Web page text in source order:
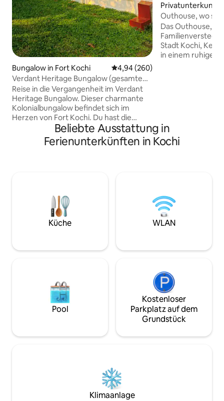
Bungalow in Fort Kochi Durchschnittliche Bewertung:
4,94 (260)
Verdant Heritage Bungalow (gesamte
obere Etage)
Reise in die Vergangenheit im Verdant
Heritage Bungalow. Dieser charmante
Kolonialbungalow befindet sich im
Herzen von Fort Kochi. Du hast die
gesamte, private obere Etage für dich
allein, komplett mit einem luxuriösen
Hauptschlafzimmer mit Klimaanlage,
Badezimmer im Erdgeschoss nutzen.
Erkunde alle nahegelegenen
Sehenswürdigkeiten zu Fuß, da sie nur
einen Spaziergang entfernt sind. Wir
entfernt.
Privatunterkunft
Outhouse, wo
nach Hause
Das Outhouse,
Familienversteck
Stadt Kochi,
in einem ruhigen
gepflegtes
ausgelegt ist,
Moment, in dem
Beliebte Ausstattung in
Ferienunterkünften in Kochi
Küche WLAN
Pool
Kostenloser
Parkplatz auf dem
Grundstück
Klimaanlage